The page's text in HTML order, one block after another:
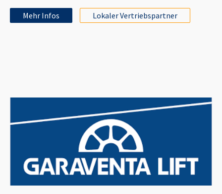
Mehr Infos Lokaler Vertriebspartner